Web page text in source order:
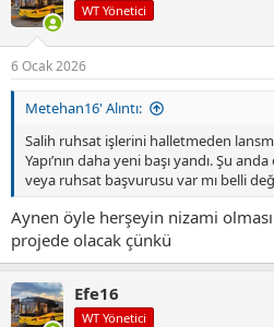
WT Yönetici
6 Ocak 2026
Metehan16' Alıntı:
Salih ruhsat işlerini halletmeden
Yapı’nın daha yeni başı yandı. Şu
veya ruhsat başvurusu var mı belli
Aynen öyle herşeyin nizami
projede olacak çünkü
Efe16
WT Yönetici